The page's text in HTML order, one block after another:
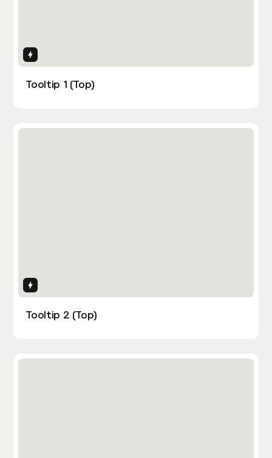
Tooltip 1 (Top)
Tooltip 2 (Top)